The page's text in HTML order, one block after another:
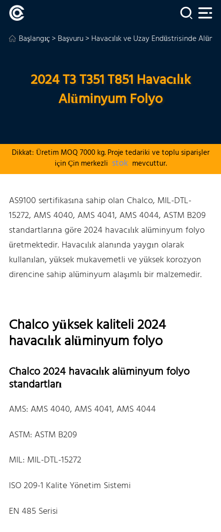
Başlangıç>Başvuru>Havacılık ve Uzay Endüstrisinde
2024 T3 T351 T851 Havacılık
Alüminyum Folyo
Dikkat: Üretim MOQ 7000 kg. Proje tedariki ve toplu siparişler
için Çin merkezli stok mevcuttur.
AS9100 sertifikasına sahip olan Chalco, MIL-DTL-
15272, AMS 4040, AMS 4041, AMS 4044, ASTM B209
standartlarına göre 2024 havacılık alüminyum folyo
üretmektedir. Havacılık alanında yaygın olarak
kullanılan, yüksek mukavemetli ve yüksek korozyon
direncine sahip alüminyum alaşımlı bir malzemedir.
Chalco yüksek kaliteli 2024
havacılık alüminyum folyo
Chalco 2024 havacılık alüminyum folyo
standartları
AMS: AMS 4040, AMS 4041, AMS 4044
ASTM: ASTM B209
MIL: MIL-DTL-15272
ISO 209-1 Kalite Yönetim Sistemi
EN 485 Serisi